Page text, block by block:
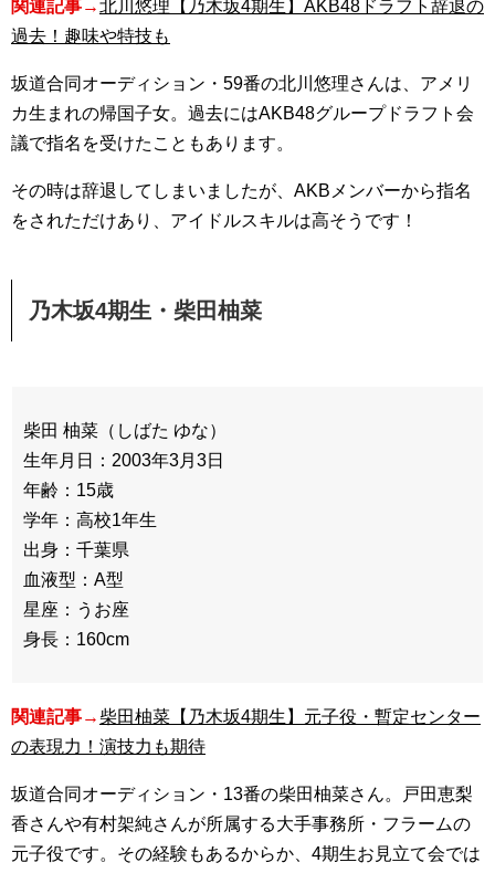
関連記事→北川悠理【乃木坂4期生】AKB48ドラフト辞退の
過去！趣味や特技も
坂道合同オーディション・59番の北川悠理さんは、アメリ
カ生まれの帰国子女。過去にはAKB48グループドラフト会
議で指名を受けたこともあります。
その時は辞退してしまいましたが、AKBメンバーから指名
をされただけあり、アイドルスキルは高そうです！
乃木坂4期生・柴田柚菜
柴田 柚菜（しばた ゆな）
生年月日：2003年3月3日
年齢：15歳
学年：高校1年生
出身：千葉県
血液型：A型
星座：うお座
身長：160cm
関連記事→柴田柚菜【乃木坂4期生】元子役・暫定センター
の表現力！演技力も期待
坂道合同オーディション・13番の柴田柚菜さん。戸田恵梨
香さんや有村架純さんが所属する大手事務所・フラームの
元子役です。その経験もあるからか、4期生お見立て会では